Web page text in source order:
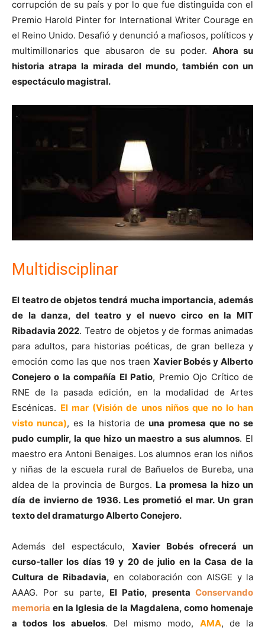
corrupción de su país y por lo que fue distinguida con el
Premio Harold Pinter for International Writer Courage en
el Reino Unido. Desafió y denunció a mafiosos, políticos y
multimillonarios que abusaron de su poder.Ahora su
historia atrapa la mirada del mundo, también con un
espectáculo magistral.
Multidisciplinar
El teatro de objetos tendrá mucha importancia, además
de la danza, del teatro y el nuevo circo en la MIT
Ribadavia 2022. Teatro de objetos y de formas animadas
para adultos, para historias poéticas, de gran belleza y
emoción como las que nos traen Xavier Bobés y Alberto
Conejero o la compañía El Patio, Premio Ojo Crítico de
RNE de la pasada edición, en la modalidad de Artes
Escénicas. El mar (Visión de unos niños que no lo han
visto nunca), es la historia deuna promesa que no se
pudo cumplir, la que hizo un maestro a sus alumnos. El
maestro era Antoni Benaiges. Los alumnos eran los niños
y niñas de la escuela rural de Bañuelos de Bureba, una
aldea de la provincia de Burgos. La promesa la hizo un
día de invierno de 1936. Les prometió el mar. Un gran
texto del dramaturgo Alberto Conejero.
Además del espectáculo, Xavier Bobés ofrecerá un
curso-taller los días 19 y 20 de julio en la Casa de la
Cultura de Ribadavia, en colaboración con AISGE y la
AAAG. Por su parte, El Patio, presentaConservando
memoria en la Iglesia de la Magdalena, como homenaje
a todos los abuelos. Del mismo modo, AMA, de la